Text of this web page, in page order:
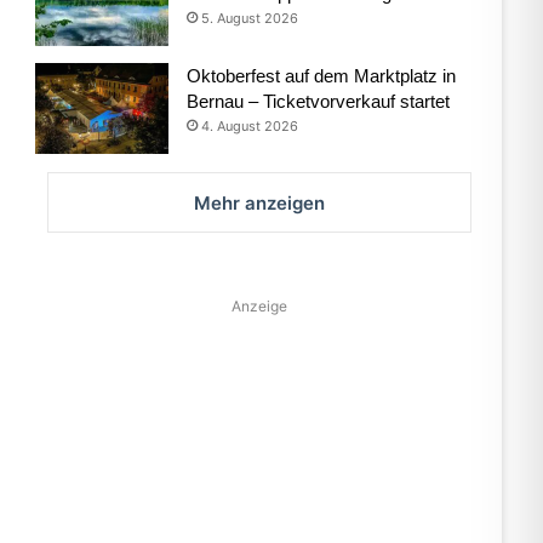
5. August 2026
Oktoberfest auf dem Marktplatz in
Bernau – Ticketvorverkauf startet
4. August 2026
Mehr anzeigen
Anzeige